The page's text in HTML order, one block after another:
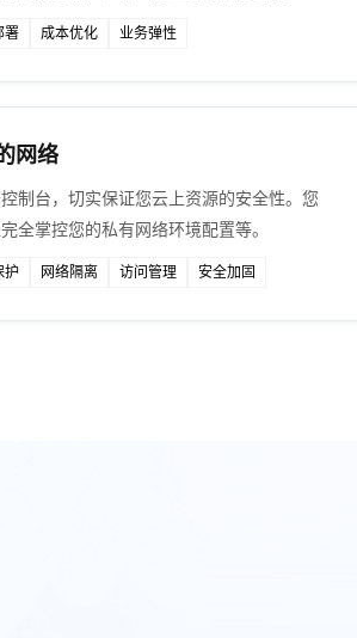
署 成本优化 业务弹性
网络
制台，切实保证您云上资源的安全性。您
全掌控您的私有网络环境配置等。
护 网络隔离 访问管理 安全加固